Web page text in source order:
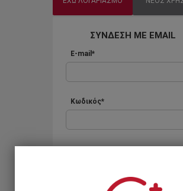
ΣΥΝΔΕΣΗ ΜΕ EMAIL
E-mail*
Κωδικός*